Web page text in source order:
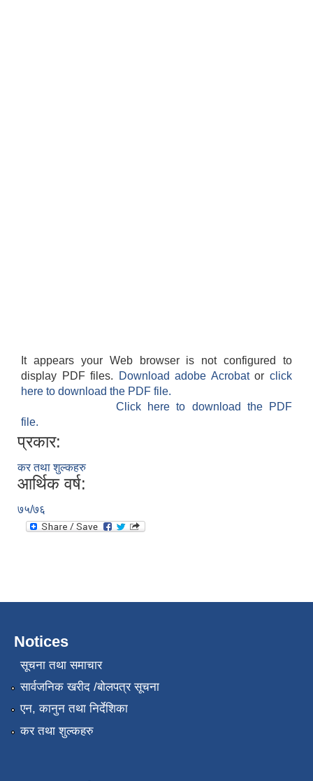
It appears your Web browser is not configured to
display PDF files.
Download adobe Acrobatorclick
here to download the PDF file.
Click here to download the PDF
file.
प्रकार:
कर तथा शुल्कहरु
आर्थिक वर्ष:
७५/७६
Notices
सूचना तथा समाचार
सार्वजनिक खरीद /बोलपत्र सूचना
एन, कानुन तथा निर्देशिका
कर तथा शुल्कहरु